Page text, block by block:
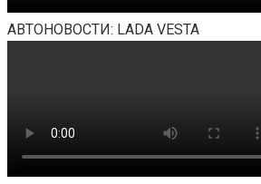
АВТОНОВОСТИ: LADA VESTA